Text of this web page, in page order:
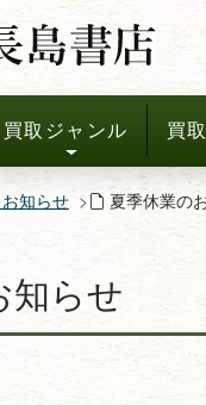
買取ジャンル 買
知らせ 夏季休業の
知らせ